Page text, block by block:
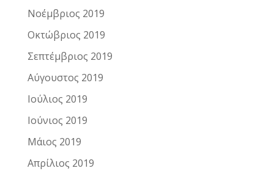
Νοέμβριος 2019
Οκτώβριος 2019
Σεπτέμβριος 2019
Αύγουστος 2019
Ιούλιος 2019
Ιούνιος 2019
Μάιος 2019
Απρίλιος 2019